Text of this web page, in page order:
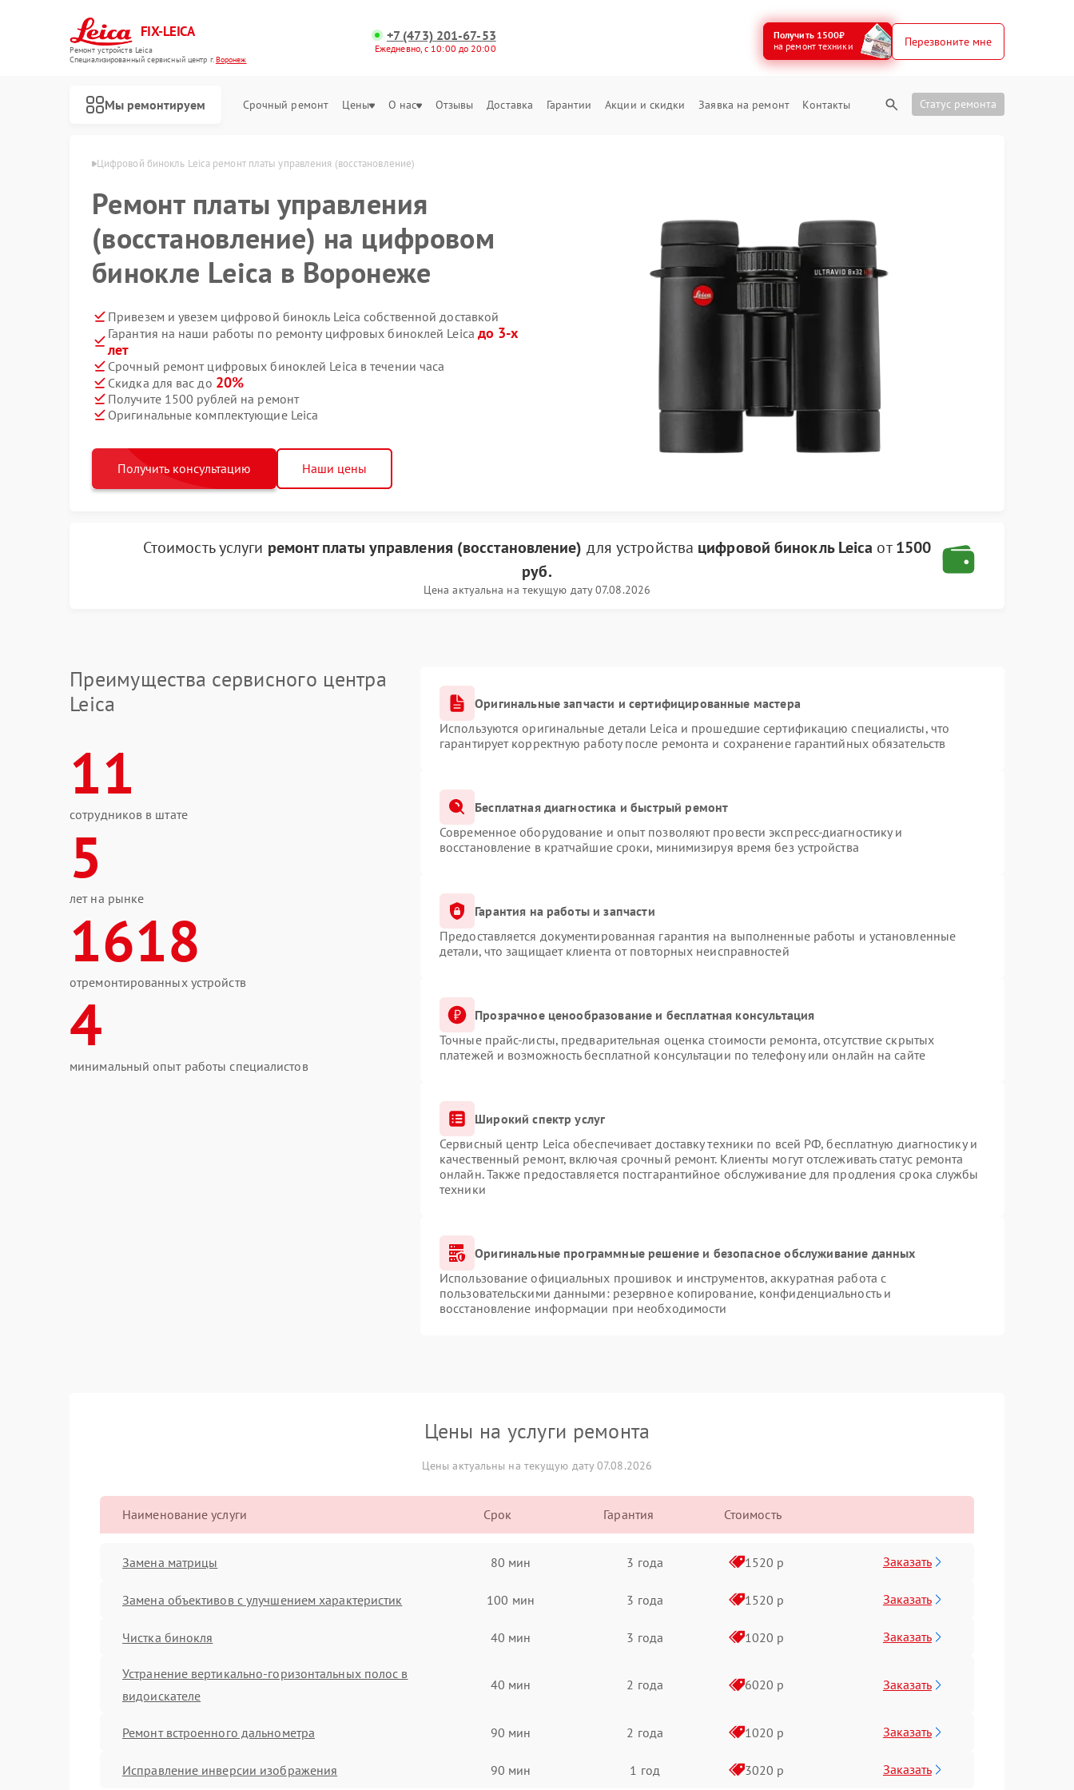
FIX-LEICA
Ремонт устройств Leica
Специализированный cервисный центр г.Воронеж
+7 (473) 201-67-53
Ежедневно, с 10:00 до 20:00
Получить 1500₽
на ремонт техники
Перезвоните мне
Мы ремонтируем Срочный ремонт Цены О нас Отзывы Доставка Гарантии Акции и скидки Заявка на ремонт Контакты Статус ремонта
Цифровой бинокль Leica ремонт платы управления (восстановление)
Ремонт платы управления
(восстановление) на цифровом
бинокле Leica в Воронеже
Привезем и увезем цифровой бинокль Leica собственной доставкой
Гарантия на наши работы по ремонту цифровых биноклей Leica до 3-х
лет
Срочный ремонт цифровых биноклей Leica в течении часа
Скидка для вас до 20%
Получите 1500 рублей на ремонт
Оригинальные комплектующие Leica
Получить консультацию Наши цены
Стоимость услуги ремонт платы управления (восстановление) для устройства цифровой бинокль Leica от1500
руб.
Цена актуальна на текущую дату 07.08.2026
Преимущества сервисного центра
Leica
11
сотрудников в штате
5
лет на рынке
1618
отремонтированных устройств
4
минимальный опыт работы специалистов
Оригинальные запчасти и сертифицированные мастера
Используются оригинальные детали Leica и прошедшие сертификацию специалисты, что
гарантирует корректную работу после ремонта и сохранение гарантийных обязательств
Бесплатная диагностика и быстрый ремонт
Современное оборудование и опыт позволяют провести экспресс-диагностику и
восстановление в кратчайшие сроки, минимизируя время без устройства
Гарантия на работы и запчасти
Предоставляется документированная гарантия на выполненные работы и установленные
детали, что защищает клиента от повторных неисправностей
Прозрачное ценообразование и бесплатная консультация
Точные прайс-листы, предварительная оценка стоимости ремонта, отсутствие скрытых
платежей и возможность бесплатной консультации по телефону или онлайн на сайте
Широкий спектр услуг
Сервисный центр Leica обеспечивает доставку техники по всей РФ, бесплатную диагностику и
качественный ремонт, включая срочный ремонт. Клиенты могут отслеживать статус ремонта
онлайн. Также предоставляется постгарантийное обслуживание для продления срока службы
техники
Оригинальные программные решение и безопасное обслуживание данных
Использование официальных прошивок и инструментов, аккуратная работа с
пользовательскими данными: резервное копирование, конфиденциальность и
восстановление информации при необходимости
Цены на услуги ремонта
Цены актуальны на текущую дату 07.08.2026
Наименование услуги Срок Гарантия Стоимость
Замена матрицы 80 мин 3 года 1520 р Заказать
Замена объективов с улучшением характеристик 100 мин 3 года 1520 р Заказать
Чистка бинокля 40 мин 3 года 1020 р Заказать
Устранение вертикально-горизонтальных полос в
видоискателе
40 мин 2 года 6020 р Заказать
Ремонт встроенного дальнометра 90 мин 2 года 1020 р Заказать
Исправление инверсии изображения 90 мин 1 год 3020 р Заказать